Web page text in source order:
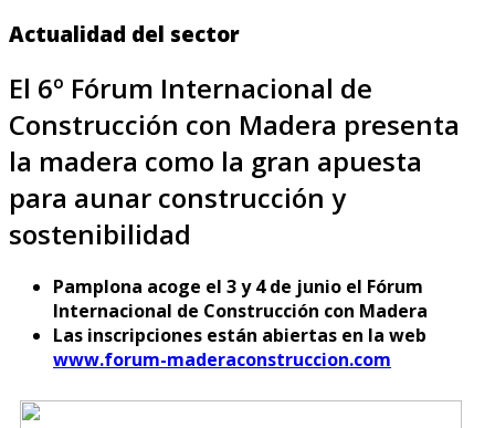
Actualidad del sector
El 6º Fórum Internacional de
Construcción con Madera presenta
la madera como la gran apuesta
para aunar construcción y
sostenibilidad
Pamplona acoge el 3 y 4 de junio el Fórum
Internacional de Construcción con Madera
Las inscripciones están abiertas en la web
www.forum-maderaconstruccion.com